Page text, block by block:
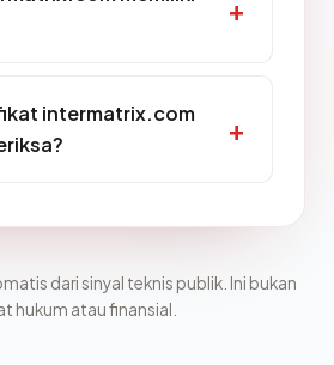
intermatrix.com
dari sinyal teknis publik. Ini bukan
hukum atau finansial.